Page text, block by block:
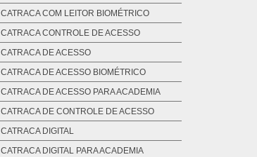
CATRACA COM LEITOR BIOMÉTRICO
CATRACA CONTROLE DE ACESSO
CATRACA DE ACESSO
CATRACA DE ACESSO BIOMÉTRICO
CATRACA DE ACESSO PARA ACADEMIA
CATRACA DE CONTROLE DE ACESSO
CATRACA DIGITAL
CATRACA DIGITAL PARA ACADEMIA